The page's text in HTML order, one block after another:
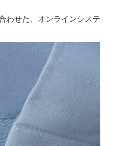
わせた、オンラインシステ